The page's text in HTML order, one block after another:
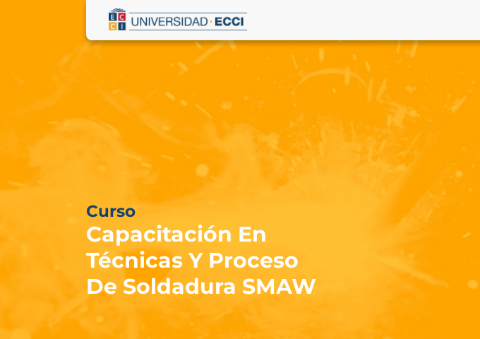
Curso
Capacitación En
Técnicas Y Proceso
De Soldadura SMAW